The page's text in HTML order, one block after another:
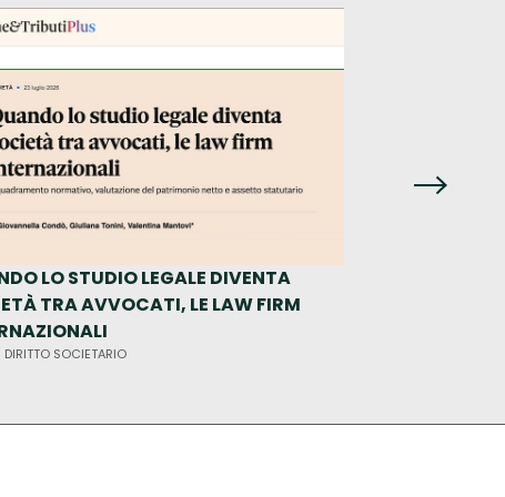
LO STUDIO LEGALE DIVENTA
TRA AVVOCATI, LE LAW FIRM
DIRITTO SOCIETARIO